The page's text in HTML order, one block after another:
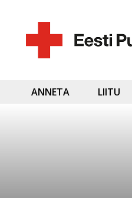
ANNETA LIITU